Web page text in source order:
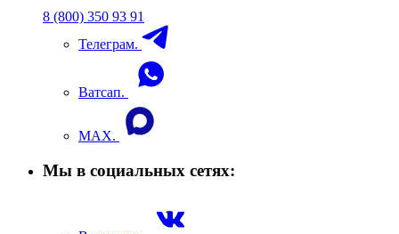
8 (800) 350 93 91
Телеграм.
Ватсап.
MAX.
Мы в социальных сетях: